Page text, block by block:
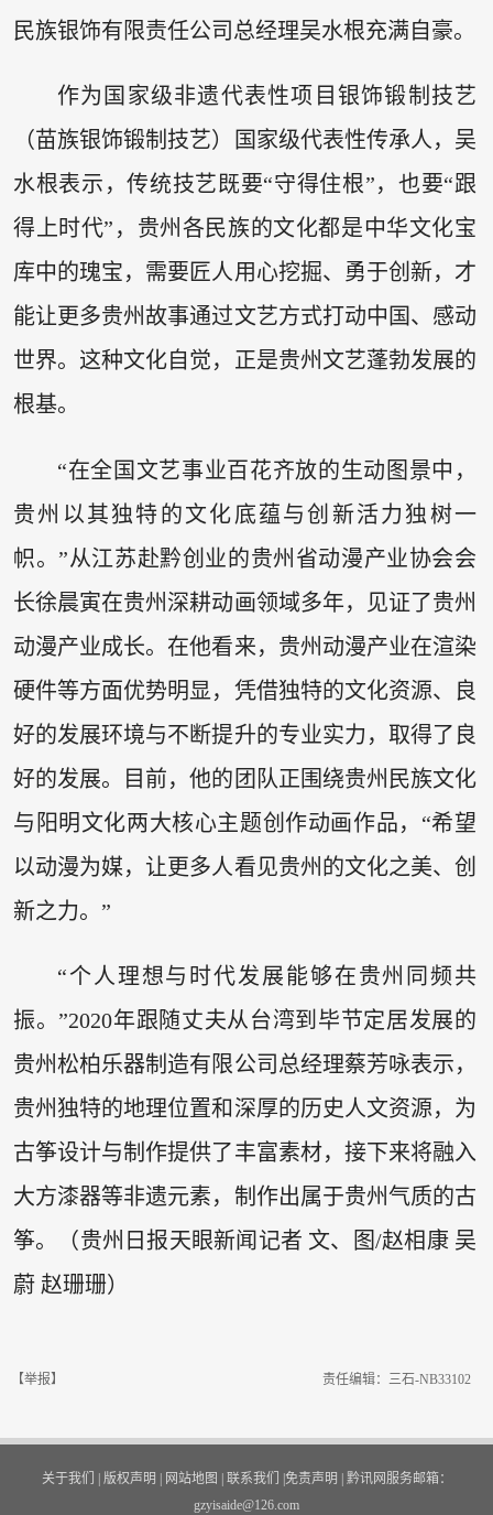
民族银饰有限责任公司总经理吴水根充满自豪。
作为国家级非遗代表性项目银饰锻制技艺
（苗族银饰锻制技艺）国家级代表性传承人，吴
水根表示，传统技艺既要“守得住根”，也要“跟
得上时代”，贵州各民族的文化都是中华文化宝
库中的瑰宝，需要匠人用心挖掘、勇于创新，才
能让更多贵州故事通过文艺方式打动中国、感动
世界。这种文化自觉，正是贵州文艺蓬勃发展的
根基。
“在全国文艺事业百花齐放的生动图景中，
贵州以其独特的文化底蕴与创新活力独树一
帜。”从江苏赴黔创业的贵州省动漫产业协会会
长徐晨寅在贵州深耕动画领域多年，见证了贵州
动漫产业成长。在他看来，贵州动漫产业在渲染
硬件等方面优势明显，凭借独特的文化资源、良
好的发展环境与不断提升的专业实力，取得了良
好的发展。目前，他的团队正围绕贵州民族文化
与阳明文化两大核心主题创作动画作品，“希望
以动漫为媒，让更多人看见贵州的文化之美、创
新之力。”
“个人理想与时代发展能够在贵州同频共
振。”2020年跟随丈夫从台湾到毕节定居发展的
贵州松柏乐器制造有限公司总经理蔡芳咏表示，
贵州独特的地理位置和深厚的历史人文资源，为
古筝设计与制作提供了丰富素材，接下来将融入
大方漆器等非遗元素，制作出属于贵州气质的古
筝。（贵州日报天眼新闻记者 文、图/赵相康 吴
蔚 赵珊珊）
【举报】 责任编辑：三石-NB33102
关于我们 版权声明 网站地图 联系我们 免责声明
黔讯网服务邮箱：
gzyisaide@126.com